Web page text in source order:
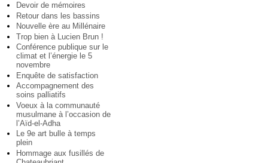
Devoir de mémoires
Retour dans les bassins
Nouvelle ère au Millénaire
Trop bien à Lucien Brun !
Conférence publique sur le
climat et l’énergie le 5
novembre
Enquête de satisfaction
Accompagnement des
soins palliatifs
Voeux à la communauté
musulmane à l’occasion de
l’Aïd-el-Adha
Le 9e art bulle à temps
plein
Hommage aux fusillés de